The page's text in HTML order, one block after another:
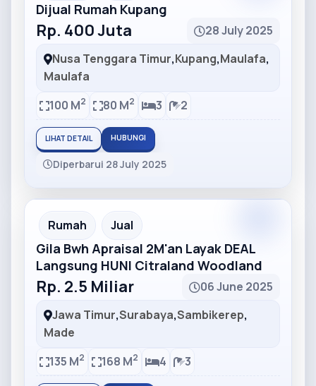
Dijual Rumah Kupang
Rp. 400 Juta
28 July 2025
Nusa Tenggara Timur,Kupang,Maulafa,
Maulafa
100 M2 80 M2 3 2
LIHAT DETAIL HUBUNGI
Diperbarui 28 July 2025
Partner Ad
Rumah Jual
Gila Bwh Apraisal 2M'an Layak DEAL
Langsung HUNI Citraland Woodland
Rp. 2.5 Miliar
06 June 2025
Jawa Timur,Surabaya,Sambikerep,
Made
135 M2 168 M2 4 3